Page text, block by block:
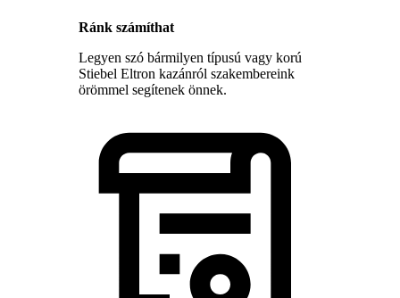
Ránk számíthat
Legyen szó bármilyen típusú vagy korú
Stiebel Eltron kazánról szakembereink
örömmel segítenek önnek.